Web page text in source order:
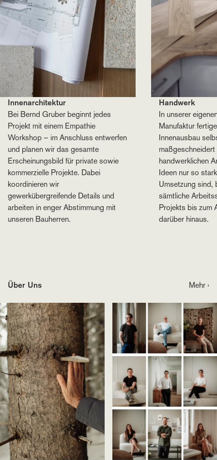
Innenarchitektur
Bei Bernd Gruber beginnt jedes
Projekt mit einem Empathie
Workshop – im Anschluss entwerfen
und planen wir das gesamte
Erscheinungsbild für private sowie
kommerzielle Projekte. Dabei
koordinieren wir
gewerkübergreifende Details und
arbeiten in enger Abstimmung mit
unseren Bauherren.
Handwerk
In unserer
Manufaktur
Innenausbau
handwerklichen
Ideen nur so
Umsetzung sind,
sämtliche
Projekts bis zum
darüber hinaus.
Über Uns Mehr ›